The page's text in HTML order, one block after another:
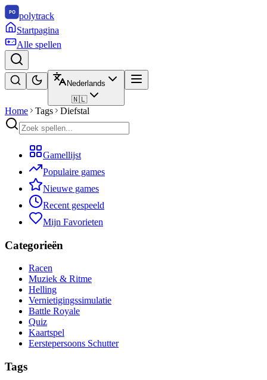
polytrack
Startpagina
Alle spellen
Nederlands
🇳🇱
Home Tags Diefstal
Gamellijst
Populaire games
Nieuwe games
Recent gespeeld
Mijn Favorieten
Categorieën
Racen
Muziek & Ritme
Helling
Vernietigingssimulatie
Battle Royale
Quiz
Kaartspel
Eerstepersoons Schutter
Tags